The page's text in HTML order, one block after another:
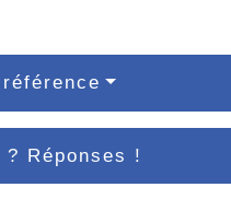
Réponses !